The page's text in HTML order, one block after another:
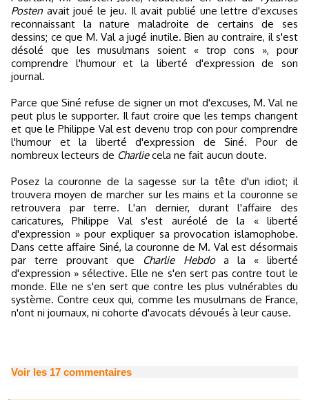
Posten avait joué le jeu. Il avait publié une lettre d'excuses
reconnaissant la nature maladroite de certains de ses
dessins; ce que M. Val a jugé inutile. Bien au contraire, il s'est
désolé que les musulmans soient « trop cons », pour
comprendre l'humour et la liberté d'expression de son
journal.
Parce que Siné refuse de signer un mot d'excuses, M. Val ne
peut plus le supporter. Il faut croire que les temps changent
et que le Philippe Val est devenu trop con pour comprendre
l'humour et la liberté d'expression de Siné. Pour de
nombreux lecteurs de Charliecela ne fait aucun doute.
Posez la couronne de la sagesse sur la tête d'un idiot; il
trouvera moyen de marcher sur les mains et la couronne se
retrouvera par terre. L'an dernier, durant l'affaire des
caricatures, Philippe Val s'est auréolé de la « liberté
d'expression » pour expliquer sa provocation islamophobe.
Dans cette affaire Siné, la couronne de M. Val est désormais
par terre prouvant que Charlie Hebdoa la « liberté
d'expression » sélective. Elle ne s'en sert pas contre tout le
monde. Elle ne s'en sert que contre les plus vulnérables du
système. Contre ceux qui, comme les musulmans de France,
n'ont ni journaux, ni cohorte d'avocats dévoués à leur cause.
Voir les 17 commentaires